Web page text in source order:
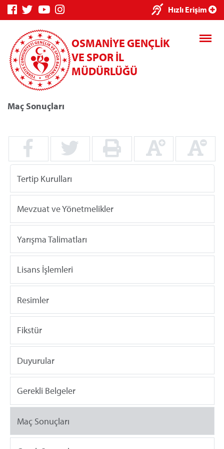
Hızlı Erişim
OSMANİYE GENÇLİK
VE SPOR İL
MÜDÜRLÜĞÜ
Maç Sonuçları
Tertip Kurulları
Mevzuat ve Yönetmelikler
Yarışma Talimatları
Lisans İşlemleri
Resimler
Fikstür
Duyurular
Gerekli Belgeler
Maç Sonuçları
×
Genç Bilgi
Kredi/Yurt E-